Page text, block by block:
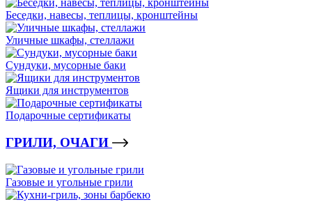
Беседки, навесы, теплицы, кронштейны
Уличные шкафы, стеллажи
Сундуки, мусорные баки
Ящики для инструментов
Подарочные сертификаты
ГРИЛИ, ОЧАГИ
Газовые и угольные грили